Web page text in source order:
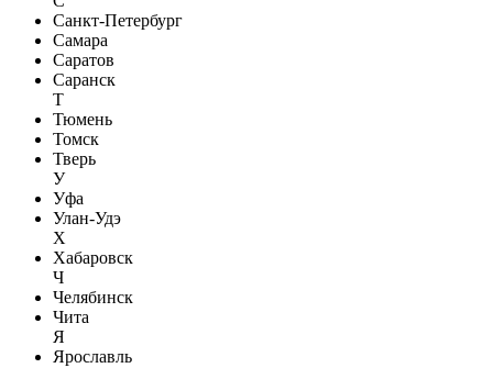
Санкт-Петербург
Самара
Саратов
Саранск
Т
Тюмень
Томск
Тверь
У
Уфа
Улан-Удэ
Х
Хабаровск
Ч
Челябинск
Чита
Я
Ярославль